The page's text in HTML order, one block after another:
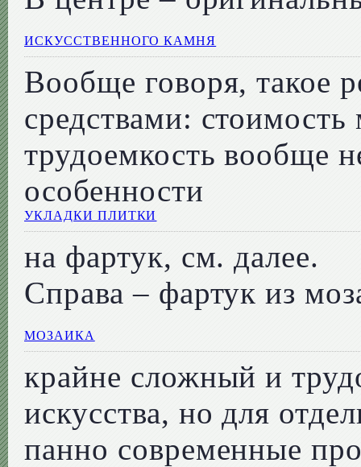
ИСКУССТВЕННОГО КАМНЯ
Вообще говоря, такое
средствами: стоимость
трудоемкость вообще
особенности
УКЛАДКИ ПЛИТКИ
на фартук, см. далее.
Справа – фартук из
МОЗАИКА
крайне сложный и
искусства, но для
панно современные